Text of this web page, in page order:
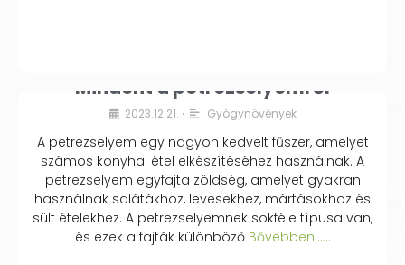
Mindent a petrezselyemről
2023.12.21. • Gyógynövények
A petrezselyem egy nagyon kedvelt fűszer, amelyet
számos konyhai étel elkészítéséhez használnak. A
petrezselyem egyfajta zöldség, amelyet gyakran
használnak salátákhoz, levesekhez, mártásokhoz és
sült ételekhez. A petrezselyemnek sokféle típusa van,
és ezek a fajták különbözőBővebben...…